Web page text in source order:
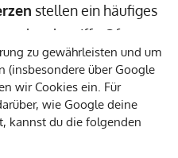
zu gewährleisten und um
(insbesondere über Google
wir Cookies ein. Für
wie Google deine
kannst du die folgenden
stellen ein häufiges
betrifft. Oft
Form von stechenden
die erheblich zur
beitragen